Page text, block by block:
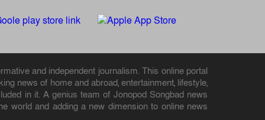
and independent journalism. This online portal
news of home and abroad, entertainment, lifestyle,
in it. A genius team of Jonopod Songbad news
world and adding a new dimension to online news